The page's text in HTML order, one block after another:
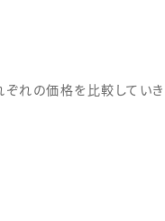
れの価格を比較していき